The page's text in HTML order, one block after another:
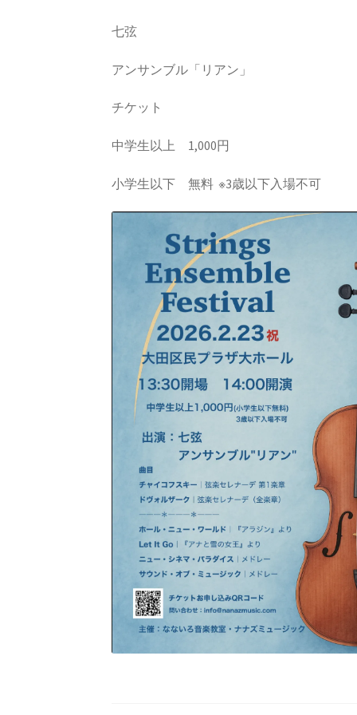
七弦
アンサンブル「リアン」
チケット
中学生以上 1,000円
小学生以下 無料 ※3歳以下入場不可